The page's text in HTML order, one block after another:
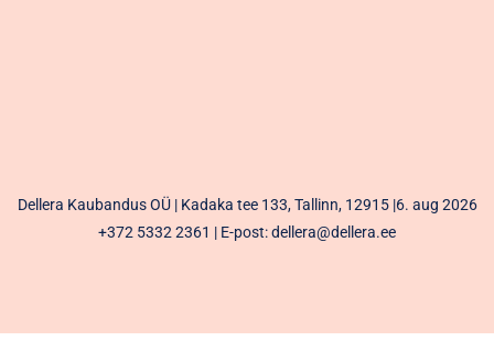
Dellera Kaubandus OÜ | Kadaka tee 133, Tallinn, 12915 |6. aug 2026
+372 5332 2361 | E-post: dellera@dellera.ee